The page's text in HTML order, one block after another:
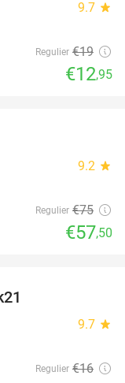
9.7 star
Regulier €19
€12,95
9.2 star
Regulier €75
€57,50
9.7 star
Regulier €16